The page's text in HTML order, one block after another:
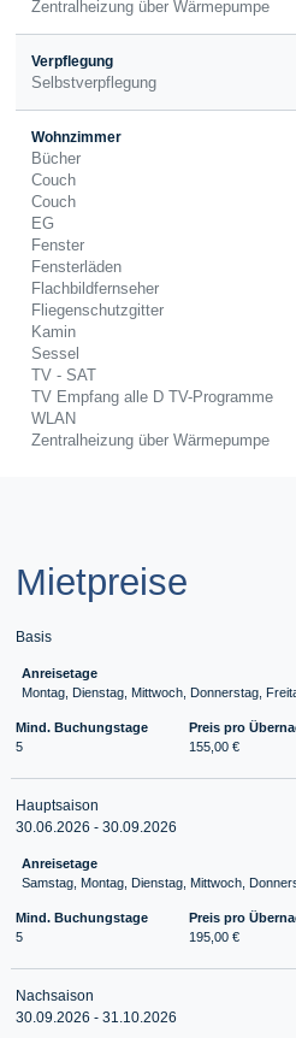
Zentralheizung über Wärmepumpe
Verpflegung
Selbstverpflegung
Wohnzimmer
Bücher
Couch
Couch
EG
Fenster
Fensterläden
Flachbildfernseher
Fliegenschutzgitter
Kamin
Sessel
TV - SAT
TV Empfang alle D TV-Programme
WLAN
Zentralheizung über Wärmepumpe
Mietpreise
Basis
Anreisetage
Montag, Dienstag, Mittwoch, Donnerstag,
Mind. Buchungstage
5
Preis pro
155,00 €
Hauptsaison
30.06.2026 - 30.09.2026
Anreisetage
Samstag, Montag, Dienstag, Mittwoch,
Mind. Buchungstage
5
Preis pro
195,00 €
Nachsaison
30.09.2026 - 31.10.2026